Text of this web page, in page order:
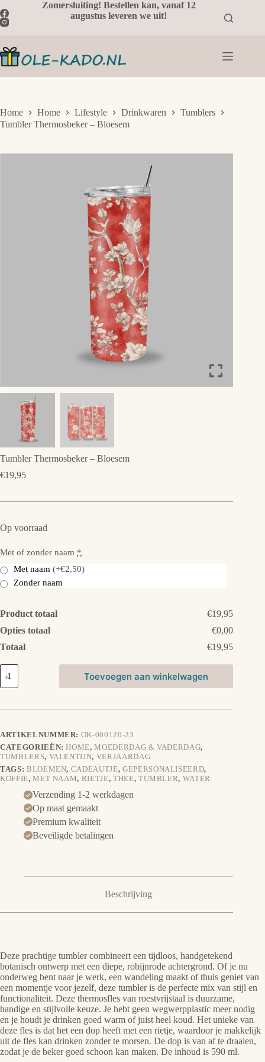
naar
de
Zomersluiting! Bestellen kan, vanaf 12
augustus leveren we uit!
Home Home Lifestyle Drinkwaren
Tumblers
Tumbler Thermosbeker – Bloesem
Tumbler Thermosbeker – Bloesem
€19,95
Op voorraad
Met of zonder naam *
Met naam (+€2,50)
Zonder naam
Product totaal
€19,95
Opties totaal
€0,00
Totaal
€19,95
Tumbler
Thermosbeker
-
aantal
Toevoegen aan winkelwagen
ARTIKELNUMMER: OK-000120-23
CATEGORIEËN:HOME,MOEDERDAG & VADERDAG,
TUMBLERS, VALENTIJN, VERJAARDAG
TAGS: BLOEMEN, CADEAUTJE, GEPERSONALISEERD,
KOFFIE,MET NAAM, RIETJE, THEE, TUMBLER, WATER
Verzending 1-2 werkdagen
Op maat gemaakt
Premium kwaliteit
Beveiligde betalingen
Beschrijving
Deze prachtige tumbler combineert een tijdloos, handgetekend
botanisch ontwerp met een diepe, robijnrode achtergrond. Of je nu
onderweg bent naar je werk, een wandeling maakt of thuis geniet van
een momentje voor jezelf, deze tumbler is de perfecte mix van stijl en
functionaliteit. Deze thermosfles van roestvrijstaal is duurzame,
handige en stijlvolle keuze. Je hebt geen wegwerpplastic meer nodig
en je houdt je drinken goed warm of juist heel koud. Het unieke van
deze fles is dat het een dop heeft met een rietje, waardoor je makkelijk
uit de fles kan drinken zonder te morsen. De dop is van af te draaien,
zodat je de beker goed schoon kan maken. De inhoud is 590 ml.